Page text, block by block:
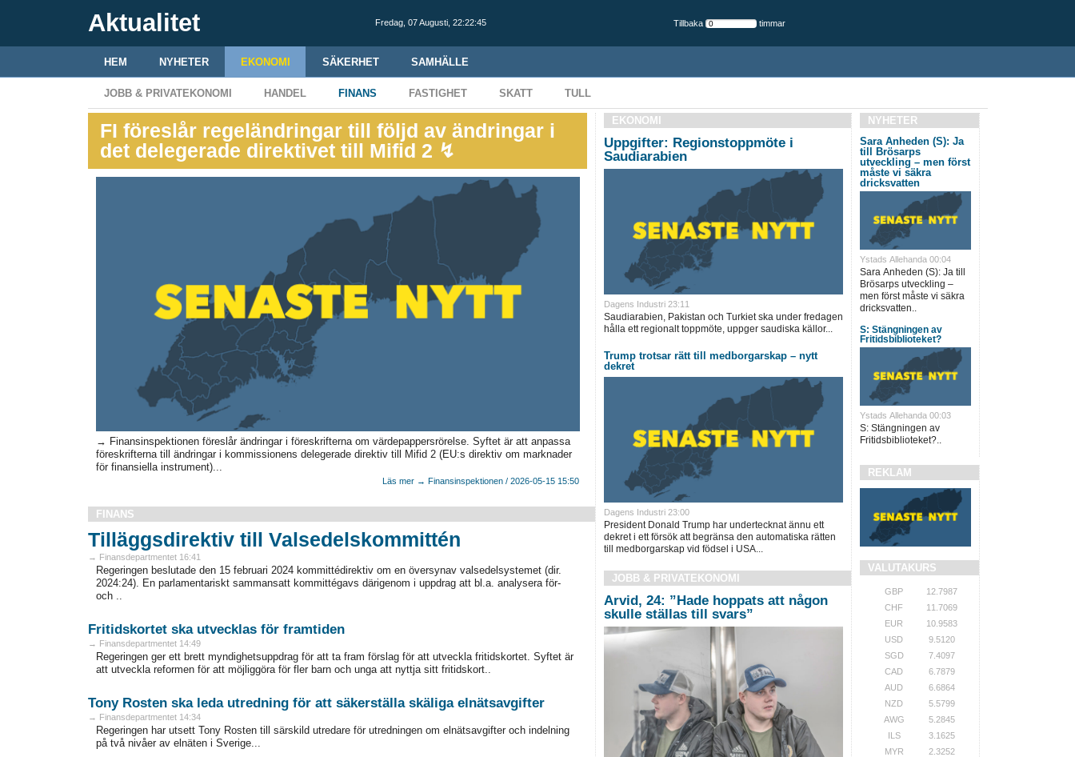
Aktualitet Fredag, 07 Augusti, 22:22:46 Tillbaka timmar
HEM NYHETER EKONOMI SÄKERHET SAMHÄLLE
JOBB & PRIVATEKONOMI HANDEL FINANS FASTIGHET SKATT TULL
FI föreslår regeländringar till följd av ändringar i
det delegerade direktivet till Mifid 2 ↯
→ Finansinspektionen föreslår ändringar i föreskrifterna om värdepappersrörelse. Syftet är att anpassa
föreskrifterna till ändringar i kommissionens delegerade direktiv till Mifid 2 (EU:s direktiv om marknader
för finansiella instrument)...
Läs mer → Finansinspektionen / 2026-05-15 15:50
FINANS
Tilläggsdirektiv till Valsedelskommittén
→ Finansdepartmentet 16:41
Regeringen beslutade den 15 februari 2024 kommittédirektiv om en översynav valsedelsystemet (dir.
2024:24). En parlamentariskt sammansatt kommittégavs därigenom i uppdrag att bl.a. analysera för-
och ..
Fritidskortet ska utvecklas för framtiden
→ Finansdepartmentet 14:49
Regeringen ger ett brett myndighetsuppdrag för att ta fram förslag för att utveckla fritidskortet. Syftet är
att utveckla reformen för att möjliggöra för fler barn och unga att nyttja sitt fritidskort..
Tony Rosten ska leda utredning för att säkerställa skäliga elnätsavgifter
→ Finansdepartmentet 14:34
Regeringen har utsett Tony Rosten till särskild utredare för utredningen om elnätsavgifter och indelning
på två nivåer av elnäten i Sverige...
EKONOMI
Uppgifter: Regionstoppmöte i
Saudiarabien
Dagens Industri 23:11
Saudiarabien, Pakistan och Turkiet ska under fredagen
hålla ett regionalt toppmöte, uppger saudiska källor...
Trump trotsar rätt till medborgarskap – nytt
dekret
Dagens Industri 23:00
President Donald Trump har undertecknat ännu ett
dekret i ett försök att begränsa den automatiska rätten
till medborgarskap vid födsel i USA...
JOBB & PRIVATEKONOMI
Arvid, 24: ”Hade hoppats att någon
skulle ställas till svars”
NYHETER
Sara Anheden (S): Ja
till Brösarps
utveckling – men först
måste vi säkra
dricksvatten
Ystads Allehanda 00:04
Sara Anheden (S): Ja till
Brösarps utveckling –
men först måste vi säkra
dricksvatten..
S: Stängningen av
Fritidsbiblioteket?
Ystads Allehanda 00:03
S: Stängningen av
Fritidsbiblioteket?..
REKLAM
VALUTAKURS
GBP
12.7987
CHF
11.7069
EUR
10.9583
USD
9.5120
SGD
7.4097
CAD
6.7879
AUD
6.6864
NZD
5.5799
AWG
5.2845
ILS
3.1625
MYR
2.3252